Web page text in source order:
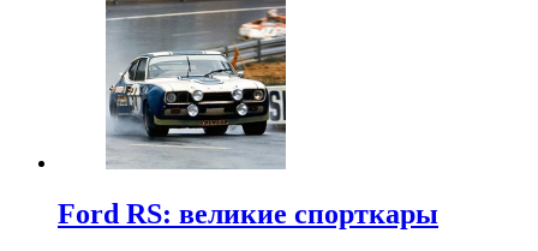
Ford RS: великие спорткары